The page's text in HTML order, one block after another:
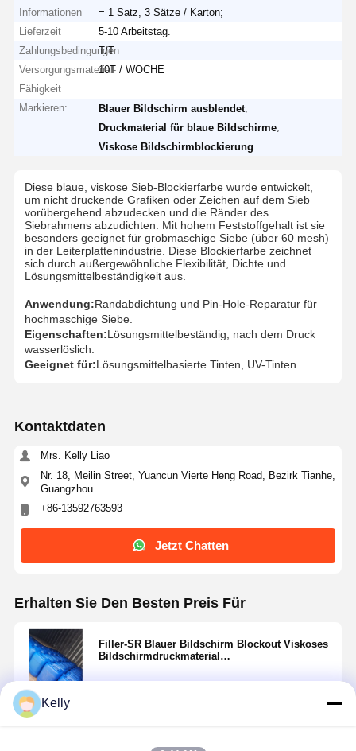
Informationen
= 1 Satz, 3 Sätze / Karton;
Lieferzeit
5-10 Arbeitstag.
Zahlungsbedingungen
T/T
Versorgungsmaterial-
Fähigkeit
10T / WOCHE
Markieren: Blauer Bildschirm ausblendet
Druckmaterial für blaue Bildschirme
Viskose Bildschirmblockierung
Diese blaue, viskose Sieb-Blockierfarbe wurde entwickelt,
um nicht druckende Grafiken oder Zeichen auf dem Sieb
vorübergehend abzudecken und die Ränder des
Siebrahmens abzudichten. Mit hohem Feststoffgehalt ist sie
besonders geeignet für grobmaschige Siebe (über 60 mesh)
in der Leiterplattenindustrie. Diese Blockierfarbe zeichnet
sich durch außergewöhnliche Flexibilität, Dichte und
Lösungsmittelbeständigkeit aus.
Anwendung:Randabdichtung und Pin-Hole-Reparatur für
hochmaschige Siebe.
Eigenschaften:Lösungsmittelbeständig, nach dem Druck
wasserlöslich.
Geeignet für:Lösungsmittelbasierte Tinten, UV-Tinten.
Kontaktdaten
Mrs. Kelly Liao
Nr. 18, Meilin Street, Yuancun Vierte Heng Road, Bezirk Tianhe,
Guangzhou
+86-13592763593
Jetzt Chatten
Erhalten Sie Den Besten Preis Für
Filler-SR Blauer Bildschirm Blockout Viskoses
Bildschirmdruckmaterial
Fortsetzen
Kelly